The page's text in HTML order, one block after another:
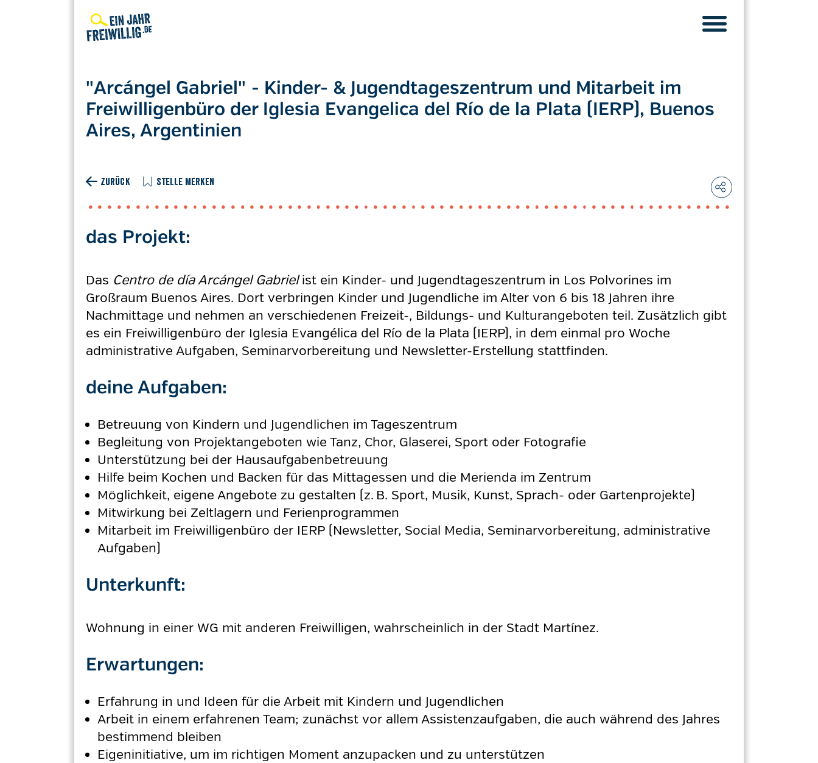
"Arcángel Gabriel" - Kinder- & Jugendtageszentrum und Mitarbeit im
Freiwilligenbüro der Iglesia Evangelica del Río de la Plata (IERP), Buenos
Aires, Argentinien
ZURÜCK STELLE MERKEN
das Projekt:
Das Centro de día Arcángel Gabrielist ein Kinder- und Jugendtageszentrum in Los Polvorines im
Großraum Buenos Aires. Dort verbringen Kinder und Jugendliche im Alter von 6 bis 18 Jahren ihre
Nachmittage und nehmen an verschiedenen Freizeit-, Bildungs- und Kulturangeboten teil. Zusätzlich gibt
es ein Freiwilligenbüro der Iglesia Evangélica del Río de la Plata (IERP), in dem einmal pro Woche
administrative Aufgaben, Seminarvorbereitung und Newsletter-Erstellung stattfinden.
deine Aufgaben:
Betreuung von Kindern und Jugendlichen im Tageszentrum
Begleitung von Projektangeboten wie Tanz, Chor, Glaserei, Sport oder Fotografie
Unterstützung bei der Hausaufgabenbetreuung
Hilfe beim Kochen und Backen für das Mittagessen und die Merienda im Zentrum
Möglichkeit, eigene Angebote zu gestalten (z. B. Sport, Musik, Kunst, Sprach- oder Gartenprojekte)
Mitwirkung bei Zeltlagern und Ferienprogrammen
Mitarbeit im Freiwilligenbüro der IERP (Newsletter, Social Media, Seminarvorbereitung, administrative
Aufgaben)
Unterkunft:
Wohnung in einer WG mit anderen Freiwilligen, wahrscheinlich in der Stadt Martínez.
Erwartungen:
Erfahrung in und Ideen für die Arbeit mit Kindern und Jugendlichen
Arbeit in einem erfahrenen Team; zunächst vor allem Assistenzaufgaben, die auch während des Jahres
bestimmend bleiben
Eigeninitiative, um im richtigen Moment anzupacken und zu unterstützen